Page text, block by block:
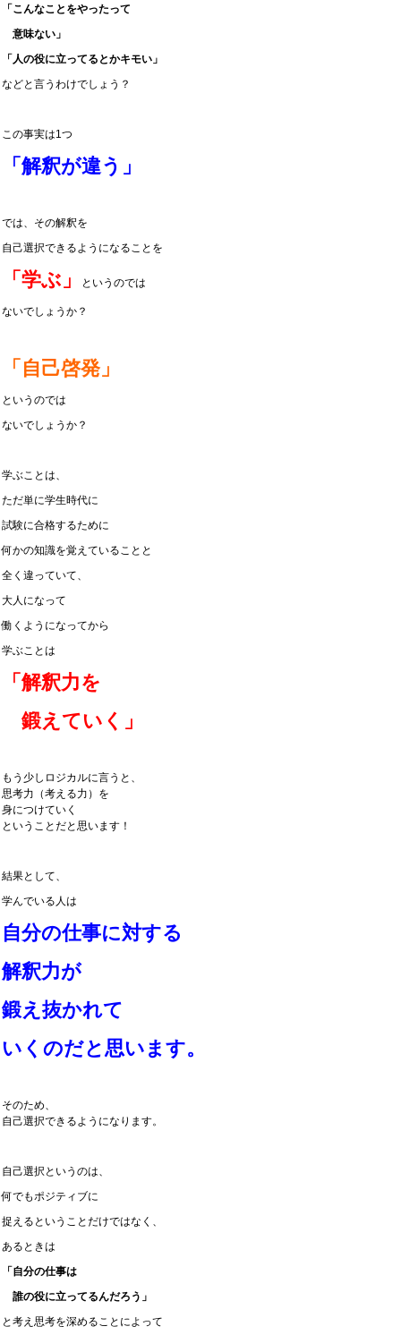
「こんなことをやったって
意味ない」
「人の役に立ってるとかキモい」
などと言うわけでしょう？
この事実は1つ
「解釈が違う」
では、その解釈を
自己選択できるようになることを
「学ぶ」 というのでは
ないでしょうか？
「自己啓発」
というのでは
ないでしょうか？
学ぶことは、
ただ単に学生時代に
試験に合格するために
何かの知識を覚えていることと
全く違っていて、
大人になって
働くようになってから
学ぶことは
「解釈力を
鍛えていく」
もう少しロジカルに言うと、
思考力（考える力）を
身につけていく
ということだと思います！
結果として、
学んでいる人は
自分の仕事に対する
解釈力が
鍛え抜かれて
いくのだと思います。
そのため、
自己選択できるようになります。
自己選択というのは、
何でもポジティブに
捉えるということだけではなく、
あるときは
「自分の仕事は
誰の役に立ってるんだろう」
と考え思考を深めることによって